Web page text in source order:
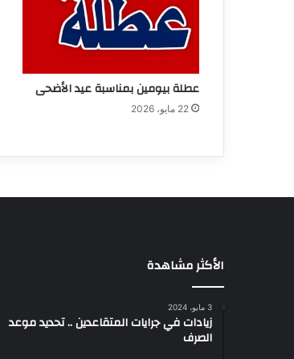
عطلة بيومين بمناسبة عيد الأضحى
22 مايو، 2026
الأكثر مشاهدة
3 مايو، 2024
زيادات في جرايات المتقاعدين .. تحديد موعد
الصرف